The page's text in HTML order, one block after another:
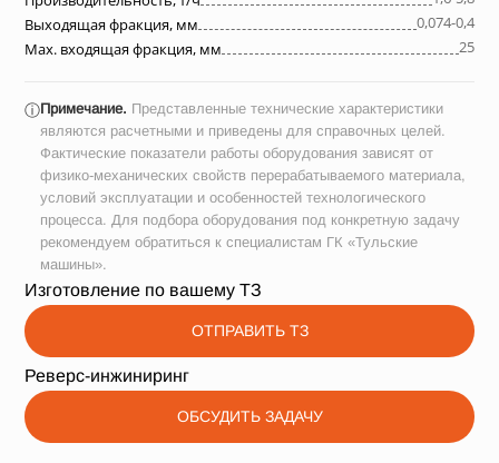
Выходящая фракция, мм
0,074-0,4
Max. входящая фракция, мм
25
ⓘПримечание. Представленные технические характеристики
являются расчетными и приведены для справочных целей.
Фактические показатели работы оборудования зависят от
физико-механических свойств перерабатываемого материала,
условий эксплуатации и особенностей технологического
процесса. Для подбора оборудования под конкретную задачу
рекомендуем обратиться к специалистам ГК «Тульские
машины».
Изготовление по вашему ТЗ
ОТПРАВИТЬ ТЗ
Реверс-инжиниринг
ОБСУДИТЬ ЗАДАЧУ